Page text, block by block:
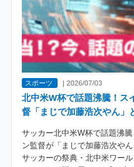
スポーツ |2026/07/03
北中米W杯で話題沸騰！ス
督「まじで加藤浩次やん」
サッカー北中米W杯で話題沸
ン監督が「まじで加藤浩次や
サッカーの祭典・北中米ワー